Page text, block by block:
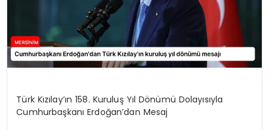
Türk Kızılay’ın 158. Kuruluş Yıl Dönümü Dolayısıyla
Cumhurbaşkanı Erdoğan’dan Mesaj